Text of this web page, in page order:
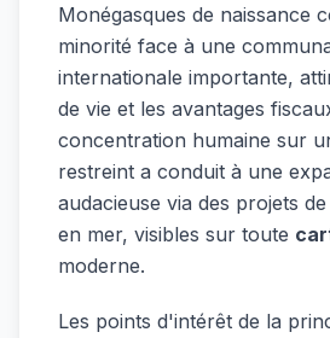
Monégasques de naissance
minorité face à une
internationale importante,
de vie et les avantages
concentration humaine sur
restreint a conduit à une
audacieuse via des projets
en mer, visibles sur toute
moderne.
Les points d'intérêt de la